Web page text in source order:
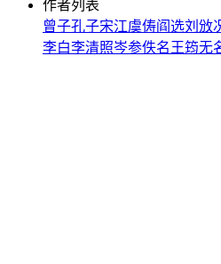
作者列表
曾子孔子宋江虞俦阎选刘攽
李白李清照岑参佚名 王筠无